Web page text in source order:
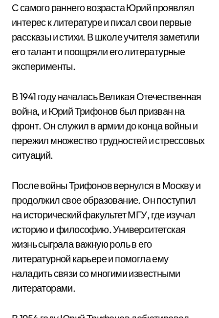
С самого раннего возраста Юрий проявлял
интерес к литературе и писал свои первые
рассказы и стихи. В школе учителя заметили
его талант и поощряли его литературные
эксперименты.
В 1941 году началась Великая Отечественная
война, и Юрий Трифонов был призван на
фронт. Он служил в армии до конца войны и
пережил множество трудностей и стрессовых
ситуаций.
После войны Трифонов вернулся в Москву и
продолжил свое образование. Он поступил
на исторический факультет МГУ, где изучал
историю и философию. Университетская
жизнь сыграла важную роль в его
литературной карьере и помогла ему
наладить связи со многими известными
литераторами.